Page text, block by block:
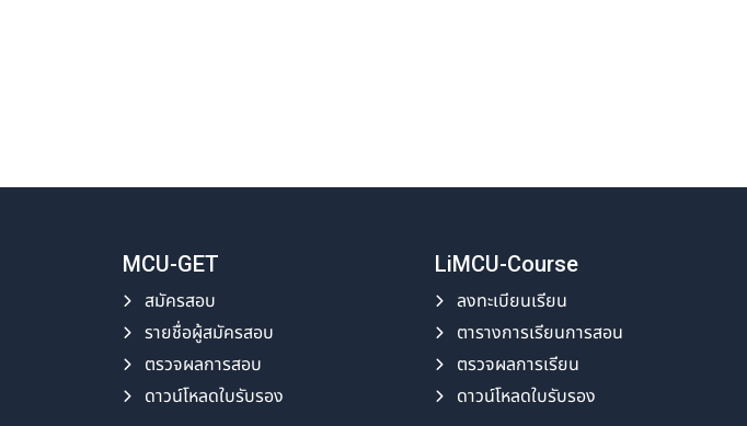
MCU-GET
สมัครสอบ
รายชื่อผู้สมัครสอบ
ตรวจผลการสอบ
ดาวน์โหลดใบรับรอง
LiMCU-Course
ลงทะเบียนเรียน
ตารางการเรียนการสอน
ตรวจผลการเรียน
ดาวน์โหลดใบรับรอง